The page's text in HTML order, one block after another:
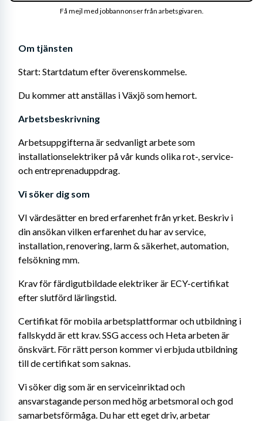
Om tjänsten
Start: Startdatum efter överenskommelse.
Du kommer att anställas i Växjö som hemort.
Arbetsbeskrivning
Arbetsuppgifterna är sedvanligt arbete som
installationselektriker på vår kunds olika rot-, service-
och entreprenaduppdrag.
Vi söker dig som
VI värdesätter en bred erfarenhet från yrket. Beskriv i
din ansökan vilken erfarenhet du har av service,
installation, renovering, larm & säkerhet, automation,
felsökning mm.
Krav för färdigutbildade elektriker är ECY-certifikat
efter slutförd lärlingstid.
Certifikat för mobila arbetsplattformar och utbildning i
fallskydd är ett krav. SSG access och Heta arbeten är
önskvärt. För rätt person kommer vi erbjuda utbildning
till de certifikat som saknas.
Vi söker dig som är en serviceinriktad och
ansvarstagande person med hög arbetsmoral och god
samarbetsförmåga. Du har ett eget driv, arbetar
Få mejl med jobbannonser från arbetsgivaren.